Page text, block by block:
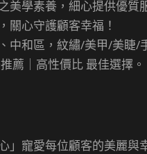
美學素養，細心提供優質
關心守護顧客幸福！
中和區，紋繡/美甲/美睫/
薦｜高性價比 最佳選擇。
」寵愛每位顧客的美麗與